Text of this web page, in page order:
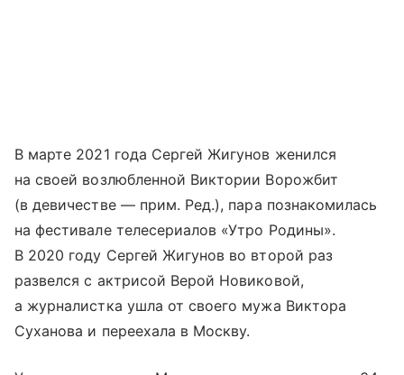
В марте 2021 года Сергей Жигунов женился
на своей возлюбленной Виктории Ворожбит
(в девичестве — прим. Ред.), пара познакомилась
на фестивале телесериалов «Утро Родины».
В 2020 году Сергей Жигунов во второй раз
развелся с актрисой Верой Новиковой,
а журналистка ушла от своего мужа Виктора
Суханова и переехала в Москву.